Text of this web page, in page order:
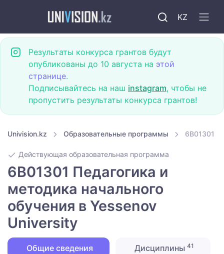
KZ
Результаты конкурса грантов будут
опубликованы до 10 августа на этой
странице.
Подписывайтесь на наш instagram, чтобы не
пропустить результаты конкурса грантов!
Univision.kz Образовательные программы 6B01301
Действующая образовательная программа
6B01301 Педагогика и
методика начального
обучения в Yessenov
University
Общие сведения Дисциплины 41